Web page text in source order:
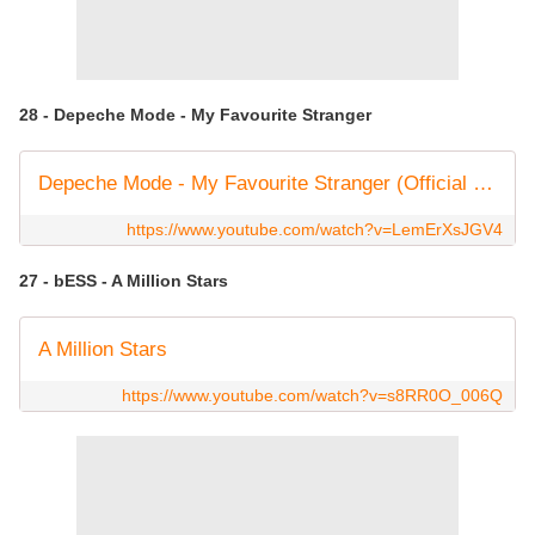
28 - Depeche Mode - My Favourite Stranger
Depeche Mode - My Favourite Stranger (Official Video)
https://www.youtube.com/watch?v=LemErXsJGV4
27 - bESS - A Million Stars
A Million Stars
https://www.youtube.com/watch?v=s8RR0O_006Q